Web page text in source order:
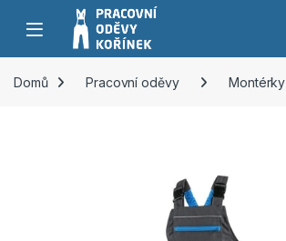
Přeskočit na navigaci
Přeskočit na obsah
Domů Pracovní oděvy Montérky